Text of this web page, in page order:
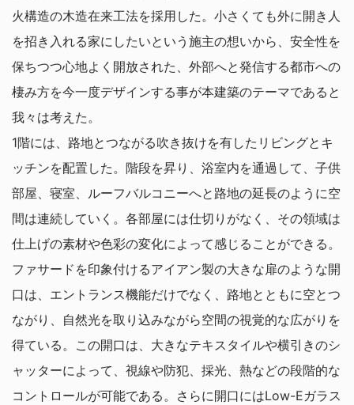
火構造の木造在来工法を採用した。小さくても外に開き人
を招き入れる家にしたいという施主の想いから、安全性を
保ちつつ心地よく開放された、外部へと発信する都市への
棲み方を今一度デザインする事が本建築のテーマであると
我々は考えた。
1階には、路地とつながる吹き抜けを有したリビングとキ
ッチンを配置した。階段を昇り、浴室内を通過して、子供
部屋、寝室、ルーフバルコニーへと路地の延長のように空
間は連続していく。各部屋には仕切りがなく、その領域は
仕上げの素材や色彩の変化によって感じることができる。
ファサードを印象付けるアイアン製の大きな扉のような開
口は、エントランス機能だけでなく、路地とともに空とつ
ながり、自然光を取り込みながら空間の視覚的な広がりを
得ている。この開口は、大きなテキスタイルや横引きのシ
ャッターによって、視線や防犯、採光、熱などの段階的な
コントロールが可能である。さらに開口にはLow-Eガラス